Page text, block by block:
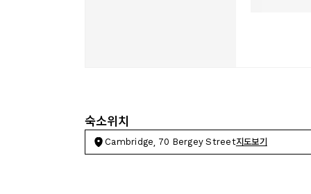
숙소위치
Cambridge, 70 Bergey Street지도보기